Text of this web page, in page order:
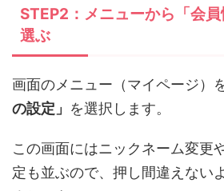
STEP2：メニューから「会
選ぶ
画面のメニュー（マイページ）
の設定」 を選択します。
この画面にはニックネーム変更
定も並ぶので、押し間違えない